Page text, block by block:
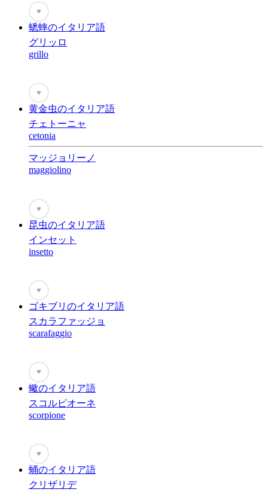
♥
蟋蟀のイタリア語
グリッロ
grillo
♥
黄金虫のイタリア語
チェトーニャ
cetonia
マッジョリーノ
maggiolino
♥
昆虫のイタリア語
インセット
insetto
♥
ゴキブリのイタリア語
スカラファッジョ
scarafaggio
♥
蠍のイタリア語
スコルピオーネ
scorpione
♥
蛹のイタリア語
クリザリデ